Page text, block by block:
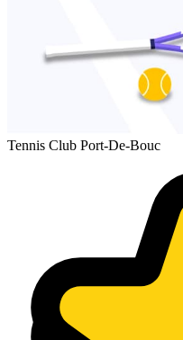
Tennis Club Port-De-Bouc